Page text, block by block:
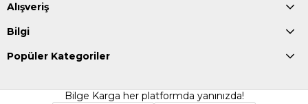
Alışveriş
Bilgi
Popüler Kategoriler
Bilge Karga her platformda yanınızda!